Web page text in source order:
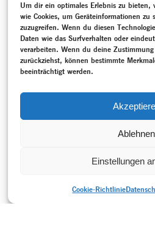
Um dir ein optimales Erlebnis zu bieten,
wie Cookies, um Geräteinformationen zu
zuzugreifen. Wenn du diesen
Daten wie das Surfverhalten oder
verarbeiten. Wenn du deine
zurückziehst, können bestimmte
beeinträchtigt werden.
Ablehnen
Einstellungen
Cookie-Richtlinie
Angelidou, Polyxeni–Anhaltisches
Aufzeichnung–Bauhaustänze–
Burghard– Erinnerung– Gender–
Hochschulübergreifendes Zentrum
Kugeltheater–Magyar, Tabea
Programmheft
Weimarer Republik (1918-1933)